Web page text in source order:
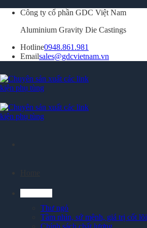
Skip
content
Công ty cổ phần GDC Việt Nam
Aluminium Gravity Die Castings
Hotline0948.861.981
Emailsales@gdcvietnam.vn
Thư ngỏ
Tầm nhìn, sứ mệnh, giá trị cốt lõi
Chính sách chất lượng